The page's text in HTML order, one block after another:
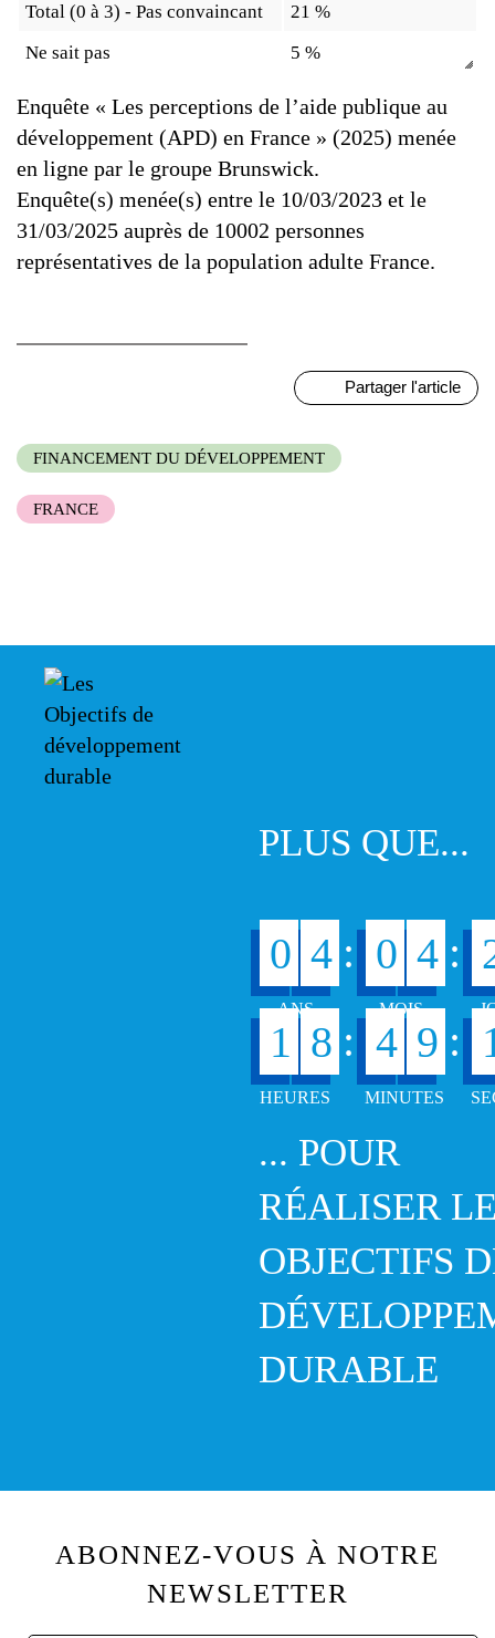
Total (0 à 3) - Pas convaincant
21 %
Ne sait pas
5 %
Enquête « Les perceptions de l’aide publique au
développement (APD) en France » (2025) menée
en ligne par le groupe Brunswick.
Enquête(s) menée(s) entre le 10/03/2023 et le
31/03/2025 auprès de 10002 personnes
représentatives de la population adulte France.
Partager l'article
FINANCEMENT DU DÉVELOPPEMENT
FRANCE
PLUS QUE...
0 4 : 0 4 :
1 8 : 4 9 :
... POUR
RÉALISER
OBJECTIFS
DURABLE
ABONNEZ-VOUS À NOTRE
NEWSLETTER